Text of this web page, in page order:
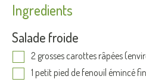
Ingredients
Salade froide
2 grosses carottes râpées
1 petit pied de fenouil émincé